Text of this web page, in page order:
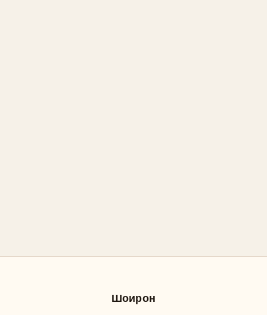
Шоирон